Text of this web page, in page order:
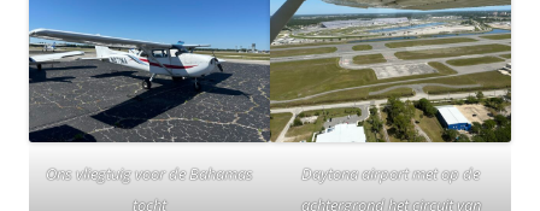
Ons vliegtuig voor de Bahamas
tocht
Daytona airport met op de
achtergrond het circuit van